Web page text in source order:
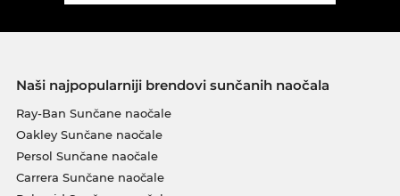
Naši najpopularniji brendovi sunčanih naočala
Ray-Ban Sunčane naočale
Oakley Sunčane naočale
Persol Sunčane naočale
Carrera Sunčane naočale